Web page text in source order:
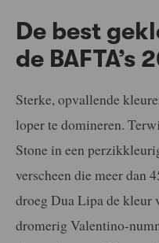
De best
de BAFTA’s
Sterke, opvallende
loper te domineren.
Stone in een
verscheen die meer dan
droeg Dua Lipa de kleur
dromerig Valentino-